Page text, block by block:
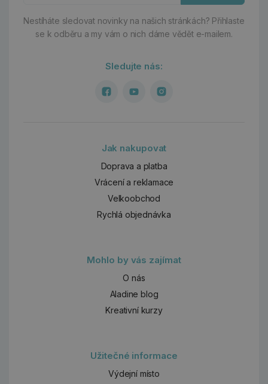
Nestíháte sledovat novinky na našich stránkách? Přihlaste
se k odběru a my vám o nich dáme vědět e-mailem.
Sledujte nás:
Jak nakupovat
Doprava a platba
Vrácení a reklamace
Velkoobchod
Rychlá objednávka
Mohlo by vás zajímat
O nás
Aladine blog
Kreativní kurzy
Užitečné informace
Výdejní místo